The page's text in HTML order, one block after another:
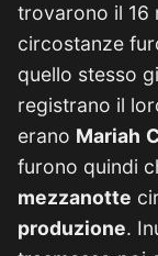
trovarono il 16
circostanze
quello stesso
registrano il
erano Mariah
furono quindi
mezzanotte
produzione.